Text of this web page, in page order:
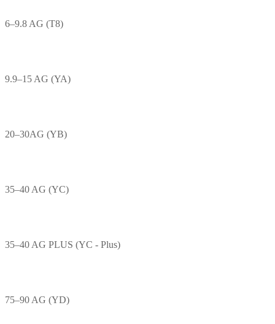
6–9.8 AG (T8)
9.9–15 AG (YA)
20–30AG (YB)
35–40 AG (YC)
35–40 AG PLUS (YC - Plus)
75–90 AG (YD)